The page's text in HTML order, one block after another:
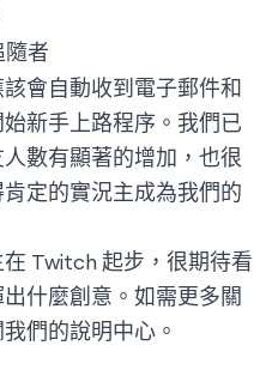
者
會自動收到電子郵件和
新手上路程序。我們已
數有顯著的增加，也很
定的實況主成為我們的
Twitch 起步，很期待看
什麼創意。如需更多關
們的說明中心 。